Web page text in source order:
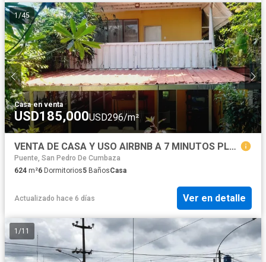
1 /45
Casa·en venta
USD185,000USD296/m²
VENTA DE CASA Y USO AIRBNB A 7 MINUTOS PLAZA DE ARMAS DE TARAPOTO
Puente, San Pedro De Cumbaza
624 m²6 Dormitorios5 BañosCasa
Actualizado hace 6 días Ver en detalle
1 /11